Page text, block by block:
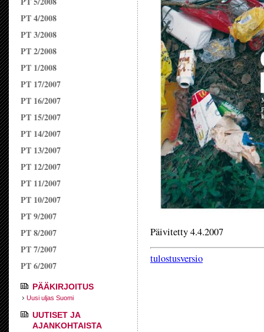
PT 4/2008
PT 3/2008
PT 2/2008
PT 1/2008
PT 17/2007
PT 16/2007
PT 15/2007
PT 14/2007
PT 13/2007
PT 12/2007
PT 11/2007
PT 10/2007
PT 9/2007
PT 8/2007
PT 7/2007
PT 6/2007
PÄÄKIRJOITUS
Uusi uljas Suomi
UUTISET JA
AJANKOHTAISTA
Päivitetty 4.4.2007
tulostusversio